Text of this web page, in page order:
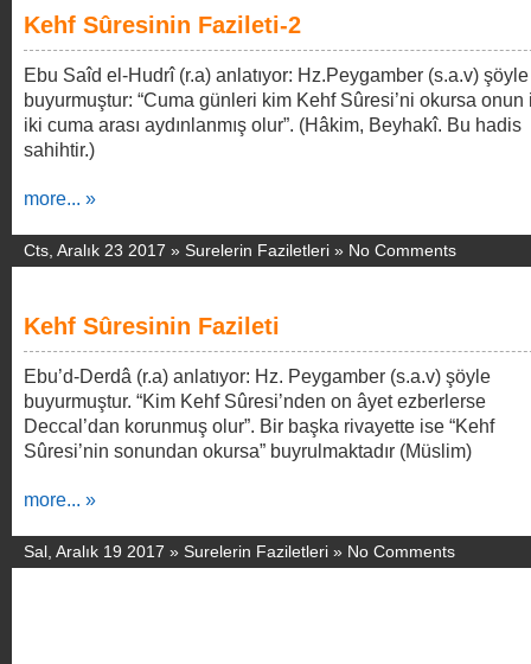
Kehf Sûresinin Fazileti-2
Ebu Saîd el-Hudrî (r.a) anlatıyor: Hz.Peygamber (s.a.v) şöyle
buyurmuştur: “Cuma günleri kim Kehf Sûresi’ni okursa onun
iki cuma arası aydınlanmış olur”. (Hâkim, Beyhakî. Bu hadis
sahihtir.)
more... »
Cts, Aralık 23 2017 » Surelerin Faziletleri » No Comments
Kehf Sûresinin Fazileti
Ebu’d-Derdâ (r.a) anlatıyor: Hz. Peygamber (s.a.v) şöyle
buyurmuştur. “Kim Kehf Sûresi’nden on âyet ezberlerse
Deccal’dan korunmuş olur”. Bir başka rivayette ise “Kehf
Sûresi’nin sonundan okursa” buyrulmaktadır (Müslim)
more... »
Sal, Aralık 19 2017 » Surelerin Faziletleri » No Comments